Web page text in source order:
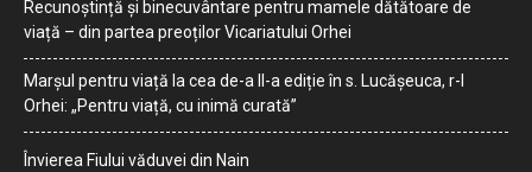
Recunoștință și binecuvântare pentru mamele dătătoare de
viață – din partea preoților Vicariatului Orhei
Marșul pentru viață la cea de-a II-a ediție în s. Lucășeuca, r-l
Orhei: „Pentru viață, cu inimă curată”
Învierea Fiului văduvei din Nain